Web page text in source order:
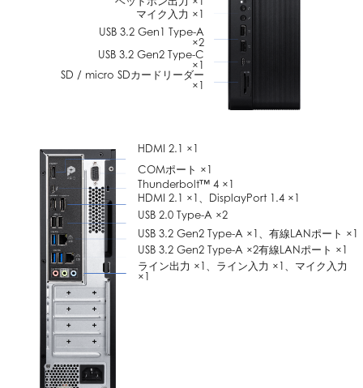
マイク入力 ×1
USB 3.2 Gen1 Type-A
×2
USB 3.2 Gen2 Type-C
×1
SD / micro SDカードリーダー
×1
HDMI 2.1 ×1
COMポート ×1
Thunderbolt™ 4 ×1
HDMI 2.1 ×1、DisplayPort 1.4 ×1
USB 2.0 Type-A ×2
USB 3.2 Gen2 Type-A ×1、 有線LANポート ×1
USB 3.2 Gen2 Type-A ×2有線LANポート ×1
ライン出力 ×1、ライン入力 ×1、マイク入力
×1